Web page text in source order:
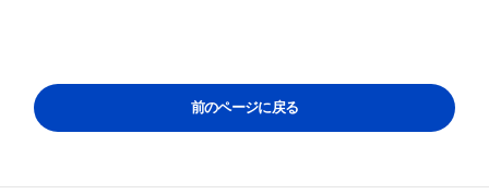
前のページに戻る